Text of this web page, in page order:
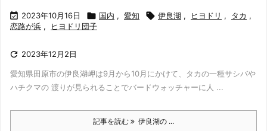
 2023年10月16日  国内 , 愛知  伊良湖 , ヒヨドリ , タカ ,
恋路が浜 , ヒヨドリ団子
 2023年12月2日
愛知県田原市の伊良湖岬は9月から10月にかけて、タカの一種サシバや
ハチクマの 渡りが見られることでバードウォッチャーに人 ...
記事を読む 伊良湖の ...